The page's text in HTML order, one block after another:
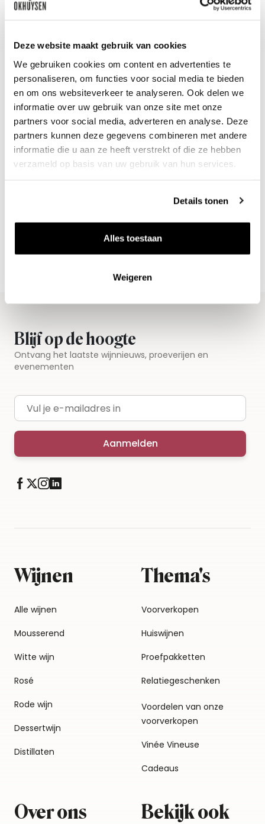
Deze website maakt gebruik van cookies
We gebruiken cookies om content en advertenties te
personaliseren, om functies voor social media te bieden
en om ons websiteverkeer te analyseren. Ook delen we
informatie over uw gebruik van onze site met onze
partners voor social media, adverteren en analyse. Deze
partners kunnen deze gegevens combineren met andere
informatie die u aan ze heeft verstrekt of die ze hebben
verzameld op basis van uw gebruik van hun services.
Details tonen
Alles toestaan
Weigeren
Alle wijnen direct van de wijnboer
Vandaag voor 12.00 uur besteld, morgen in huis
Gratis thuisbezorgd vanaf €115,00
Blijf op de hoogte
Ontvang het laatste wijnnieuws, proeverijen en
evenementen
E-mailadres
Aanmelden
Wijnen
Alle wijnen
Mousserend
Witte wijn
Rosé
Rode wijn
Dessertwijn
Distillaten
Thema's
Voorverkopen
Huiswijnen
Proefpakketten
Relatiegeschenken
Voordelen van onze
voorverkopen
Vinée Vineuse
Cadeaus
Over ons Bekijk ook